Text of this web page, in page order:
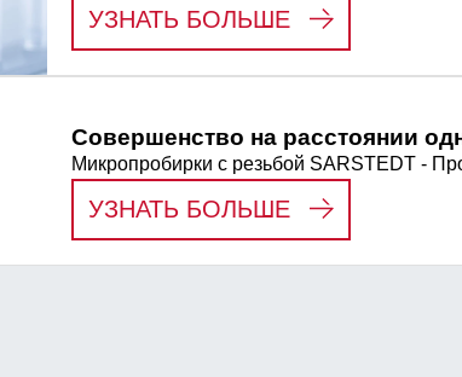
УЗНАТЬ БОЛЬШЕ:
Совершенство на расстоянии
Микропробирки с резьбой SARSTEDT -
УЗНАТЬ БОЛЬШЕ